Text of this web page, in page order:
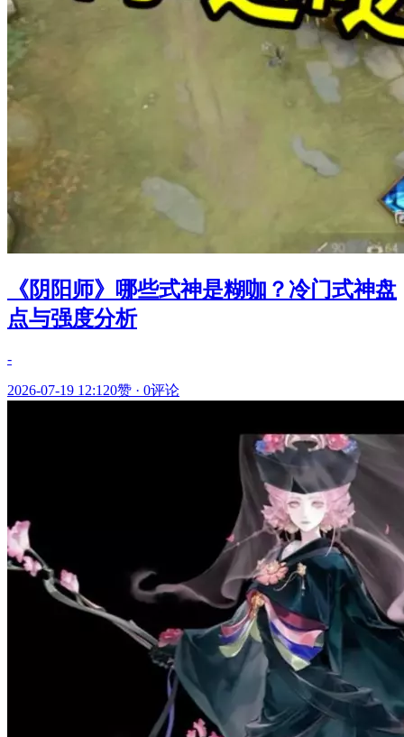
《阴阳师》哪些式神是糊咖？冷门式神盘
点与强度分析
-
2026-07-19 12:120赞 · 0评论